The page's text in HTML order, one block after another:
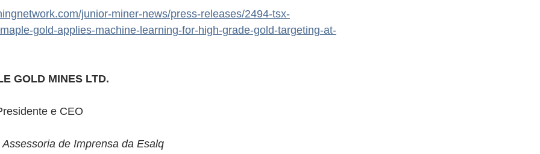
junior-miner-news/press-releases/2494-tsx-
gold-applies-machine-learning-for-high-grade-gold-targeting-at-
GOLD MINES LTD.
e CEO
de Imprensa da Esalq